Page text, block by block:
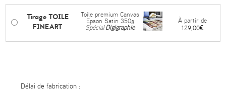
Tirage TOILE
FINEART
Toile premium Canvas
Epson Satin 350g
SpécialDigigraphie
À partir de
129,00€
Délai de fabrication :